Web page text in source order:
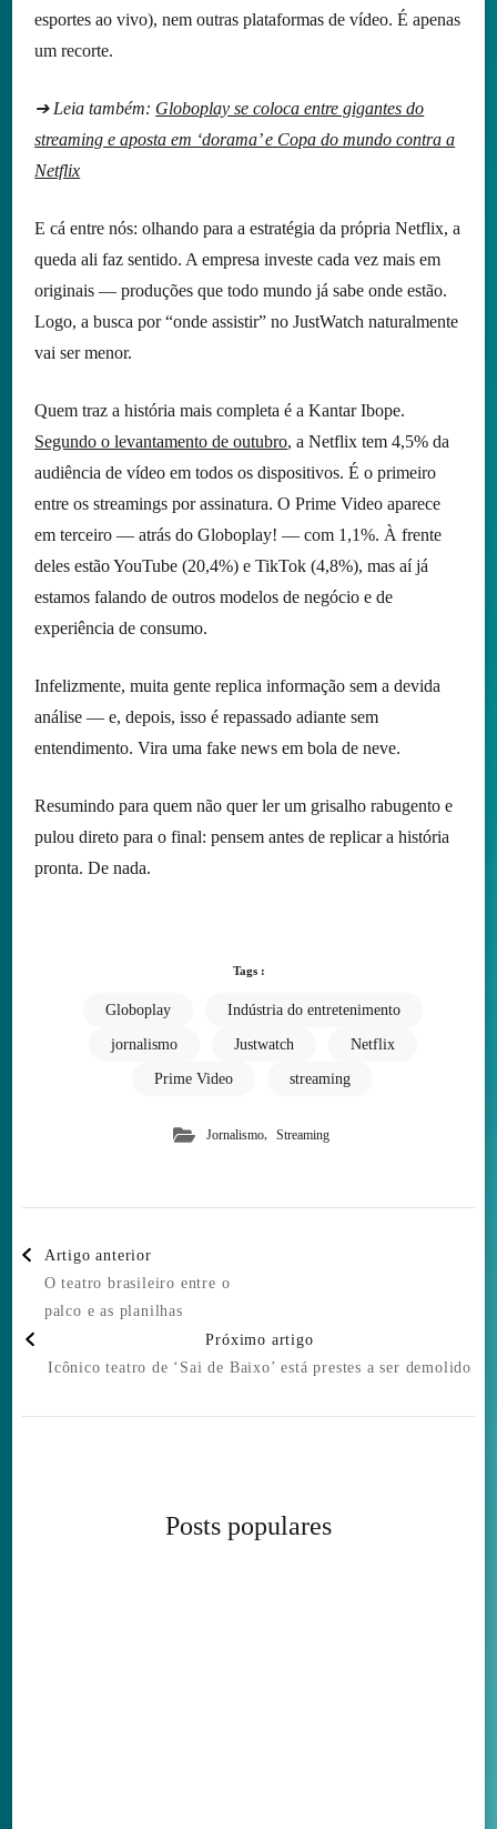
esportes ao vivo), nem outras plataformas de vídeo. É apenas
um recorte.
➔ Leia também: Globoplay se coloca entre gigantes do
streaming e aposta em ‘dorama’ e Copa do mundo contra a
Netflix
E cá entre nós: olhando para a estratégia da própria Netflix, a
queda ali faz sentido. A empresa investe cada vez mais em
originais — produções que todo mundo já sabe onde estão.
Logo, a busca por “onde assistir” no JustWatch naturalmente
vai ser menor.
Quem traz a história mais completa é a Kantar Ibope.
Segundo o levantamento de outubro, a Netflix tem 4,5% da
audiência de vídeo em todos os dispositivos. É o primeiro
entre os streamings por assinatura. O Prime Video aparece
em terceiro — atrás do Globoplay! — com 1,1%. À frente
deles estão YouTube (20,4%) e TikTok (4,8%), mas aí já
estamos falando de outros modelos de negócio e de
experiência de consumo.
Infelizmente, muita gente replica informação sem a devida
análise — e, depois, isso é repassado adiante sem
entendimento. Vira uma fake news em bola de neve.
Resumindo para quem não quer ler um grisalho rabugento e
pulou direto para o final: pensem antes de replicar a história
pronta. De nada.
Tags :
Globoplay Indústria do entretenimento
jornalismo Justwatch Netflix
Prime Video streaming
Jornalismo, Streaming
Post
Navigation
Artigo anterior
O teatro brasileiro entre o
palco e as planilhas
Próximo artigo
Icônico teatro de ‘Sai de Baixo’ está prestes a ser demolido
Posts populares